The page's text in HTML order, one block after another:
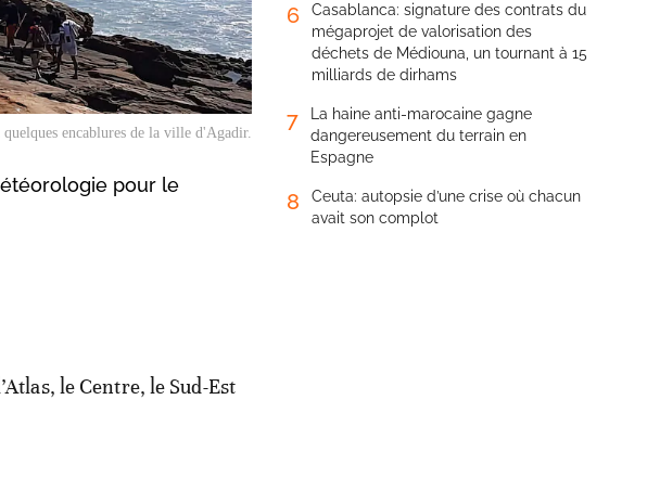
encablures de la ville d'Agadir.
pour le
le Centre, le Sud-Est
6
Casablanca: signature des contrats du
mégaprojet de valorisation des
déchets de Médiouna, un tournant à 15
milliards de dirhams
7
La haine anti-marocaine gagne
dangereusement du terrain en
Espagne
8
Ceuta: autopsie d’une crise où chacun
avait son complot